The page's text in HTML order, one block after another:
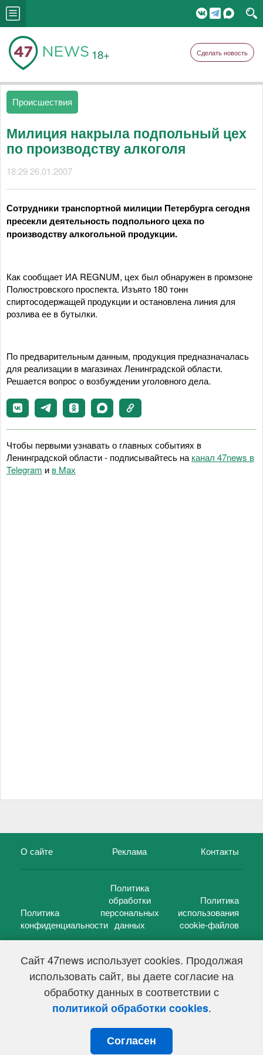
Сайт 47news использует cookies. Продолжая
использовать сайт, вы даете согласие на
обработку данных в соответствии с
политикой обработки cookies.
Согласен
18+ Сделать новость
Происшествия
Милиция накрыла подпольный цех
по производству алкоголя
18:29 26.01.2007
Сотрудники транспортной милиции Петербурга сегодня
пресекли деятельность подпольного цеха по
производству алкогольной продукции.
Как сообщает ИА REGNUM, цех был обнаружен в промзоне
Полюстровского проспекта. Изъято 180 тонн
спиртосодержащей продукции и остановлена линия для
розлива ее в бутылки.
По предварительным данным, продукция предназначалась
для реализации в магазинах Ленинградской области.
Решается вопрос о возбуждении уголовного дела.
Чтобы первыми узнавать о главных событиях в
Ленинградской области - подписывайтесь на канал 47news в
Telegram и в Maх
О сайте Реклама Контакты
Политика
конфиденциальности
Политика
обработки
персональных
данных
Политика
использования
cookie-файлов
47 новостей (47 news)2005 — 2026 г.
Свидетельство о регистрации СМИ Эл № ФС 77-39848, выдано
Федеральной службой по надзору в сфере связи,
информационных технологий и массовых коммуникаций